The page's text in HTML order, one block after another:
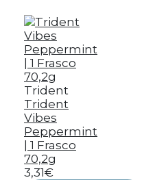
Trident
Trident
Vibes
Peppermint
| 1 Frasco
70,2g
3,31€